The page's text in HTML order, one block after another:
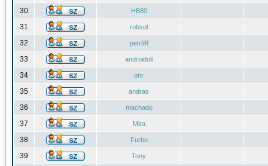
30 HB80
31 robsol
32 petr99
33 androidoll
34 ohr
35 andras
36 machado
37 Mira
38 Furbo
39 Tony